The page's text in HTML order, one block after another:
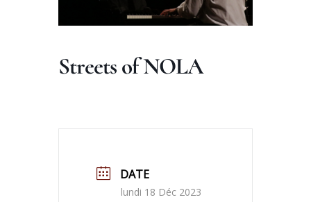
Streets of NOLA
DATE
lundi 18 Déc 2023